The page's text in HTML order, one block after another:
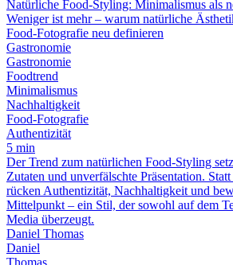
Natürliche Food-Styling: Minimalismus als
Weniger ist mehr – warum natürliche
Food-Fotografie neu definieren
Gastronomie
Gastronomie
Foodtrend
Minimalismus
Nachhaltigkeit
Food-Fotografie
Authentizität
5 min
Der Trend zum natürlichen Food-Styling
Zutaten und unverfälschte Präsentation.
rücken Authentizität, Nachhaltigkeit und
Mittelpunkt – ein Stil, der sowohl auf dem
Media überzeugt.
Daniel Thomas
Daniel
Thomas